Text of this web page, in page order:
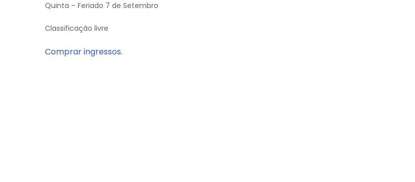
Quinta – Feriado 7 de Setembro
Classificação livre
Comprar ingressos.